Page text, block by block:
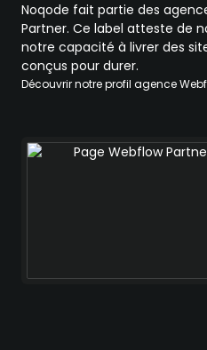
Noqode fait partie des
Partner. Ce label atteste de
notre capacité à livrer des
conçus pour durer.
Découvrir notre profil agence